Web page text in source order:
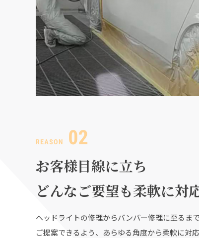
お客様目線に立ち
どんなご要望も柔軟に対
ヘッドライトの修理からバンパー修理に至るま
ご提案できるよう、あらゆる角度から柔軟に対